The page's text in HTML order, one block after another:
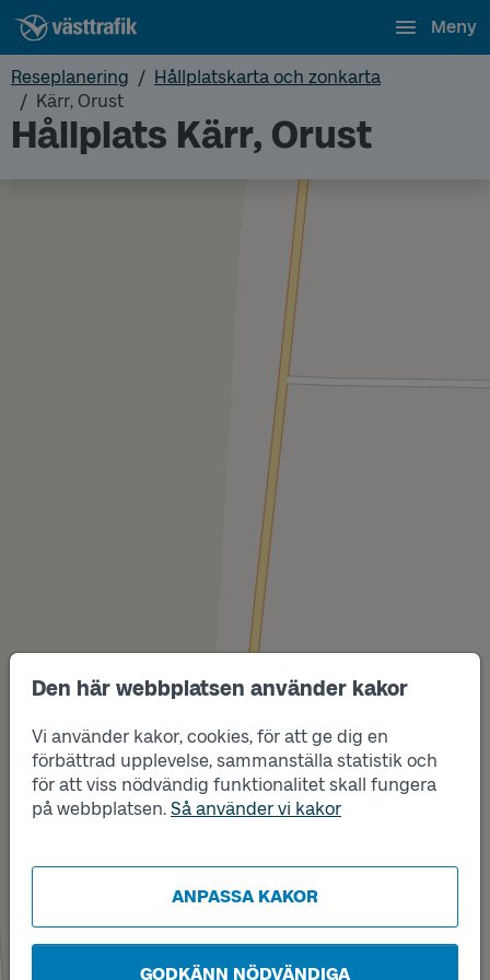
Den här webbplatsen använder kakor
Vi använder kakor, cookies, för att ge dig en
förbättrad upplevelse, sammanställa statistik och
för att viss nödvändig funktionalitet skall fungera
på webbplatsen. Så använder vi kakor
ANPASSA KAKOR
GODKÄNN NÖDVÄNDIGA
Meny
Reseplanering
Hållplatskarta och zonkarta
Kärr, Orust
Hållplats Kärr, Orust
Läge
A
Läge
B